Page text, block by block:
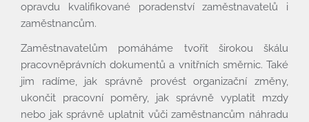
Pro bono
Kontakty
opravdu kvalifikované poradenství zaměstnavatelů i
zaměstnancům.
Zaměstnavatelům pomáháme tvořit širokou škálu
pracovněprávních dokumentů a vnitřních směrnic. Také
jim radíme, jak správně provést organizační změny,
ukončit pracovní poměry, jak správně vyplatit mzdy
nebo jak správně uplatnit vůči zaměstnancům náhradu